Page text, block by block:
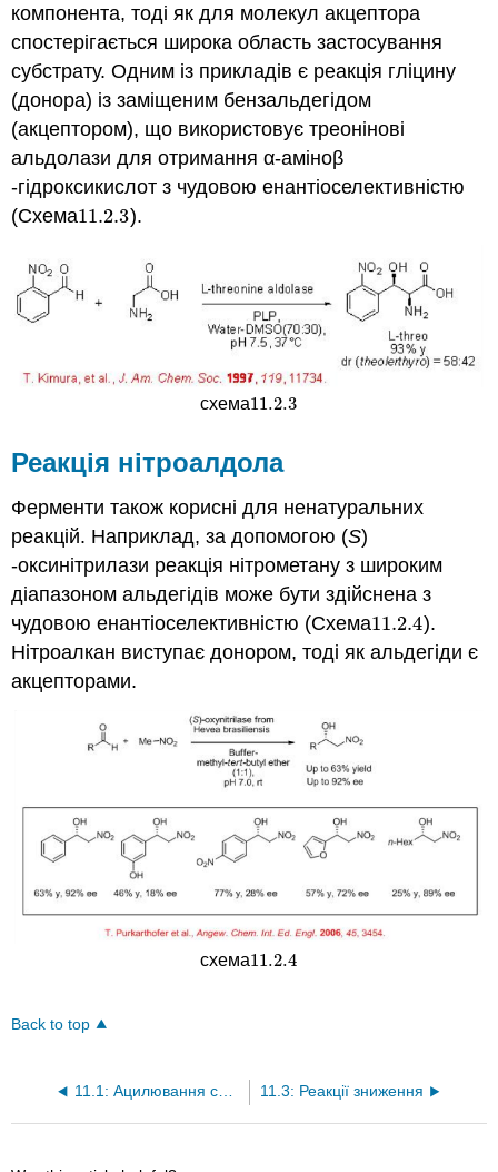
компонента, тоді як для молекул акцептора
спостерігається широка область застосування
субстрату. Одним із прикладів є реакція гліцину
(донора) із заміщеним бензальдегідом
(акцептором), що використовує треонінові
альдолази для отримання α-аміноβ
-гідроксикислот з чудовою енантіоселективністю
(Схема11.2.3
11.2.3).
схема11.2.3
11.2.3
Реакція нітроалдола
Ферменти також корисні для ненатуральних
реакцій. Наприклад, за допомогою (S)
-оксинітрилази реакція нітрометану з широким
діапазоном альдегідів може бути здійснена з
чудовою енантіоселективністю (Схема11.2.4
11.2.4).
Нітроалкан виступає донором, тоді як альдегіди є
акцепторами.
схема11.2.4
11.2.4
Back to top
11.1: Ацилювання спиртів та амінів 11.3: Реакції зниження